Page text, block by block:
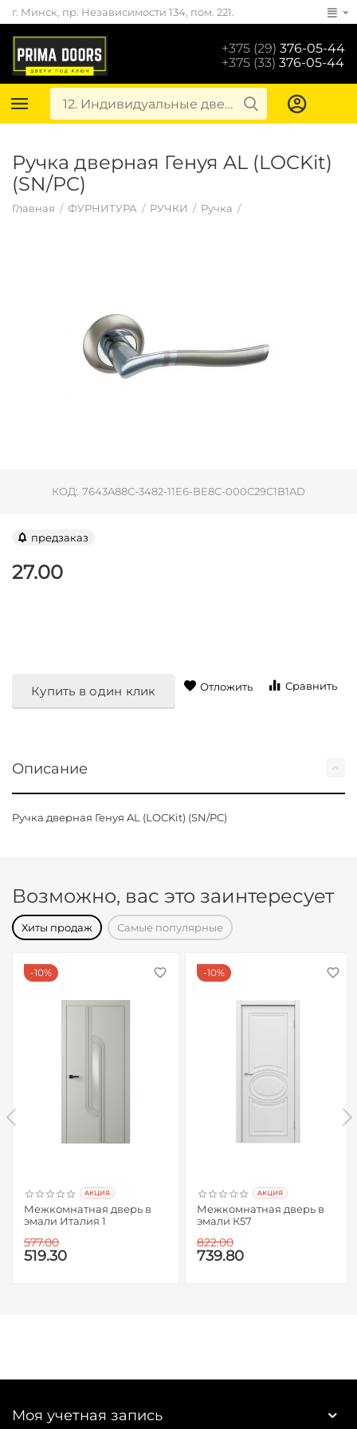
г. Минск, пр. Независимости 134, пом. 221.
+375 (29) 376-05-44
+375 (33) 376-05-44
Ручка дверная Генуя AL (LOCKit)
(SN/PC)
Главная / ФУРНИТУРА / РУЧКИ / Ручка /
КОД: 7643A88C-3482-11E6-BE8C-000C29C1B1AD
предзаказ
27.00
Купить в один клик Отложить Сравнить
Описание
Ручка дверная Генуя AL (LOCKit) (SN/PC)
Возможно, вас это заинтересует
Хиты продаж Самые популярные
10%
AКЦИЯ
Межкомнатная дверь в
эмали Италия 1
577.00
519.30
10%
AКЦИЯ
Межкомнатная дверь в
эмали К57
822.00
739.80
Моя учетная запись